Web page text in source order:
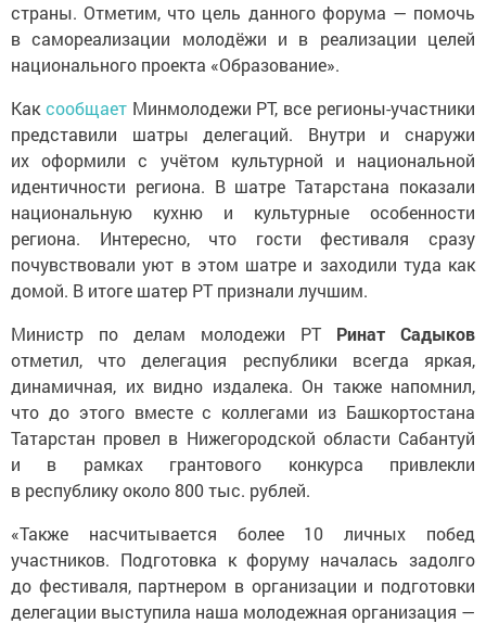
страны. Отметим, что цель данного форума — помочь
в самореализации молодёжи и в реализации целей
национального проекта «Образование».
Как сообщаетМинмолодежи РТ, все регионы-участники
представили шатры делегаций. Внутри и снаружи
их оформили с учётом культурной и национальной
идентичности региона. В шатре Татарстана показали
национальную кухню и культурные особенности
региона. Интересно, что гости фестиваля сразу
почувствовали уют в этом шатре и заходили туда как
домой. В итоге шатер РТ признали лучшим.
Министр по делам молодежи РТ Ринат Садыков
отметил, что делегация республики всегда яркая,
динамичная, их видно издалека. Он также напомнил,
что до этого вместе с коллегами из Башкортостана
Татарстан провел в Нижегородской области Сабантуй
и в рамках грантового конкурса привлекли
в республику около 800 тыс. рублей.
«Также насчитывается более 10 личных побед
участников. Подготовка к форуму началась задолго
до фестиваля, партнером в организации и подготовки
делегации выступила наша молодежная организация —